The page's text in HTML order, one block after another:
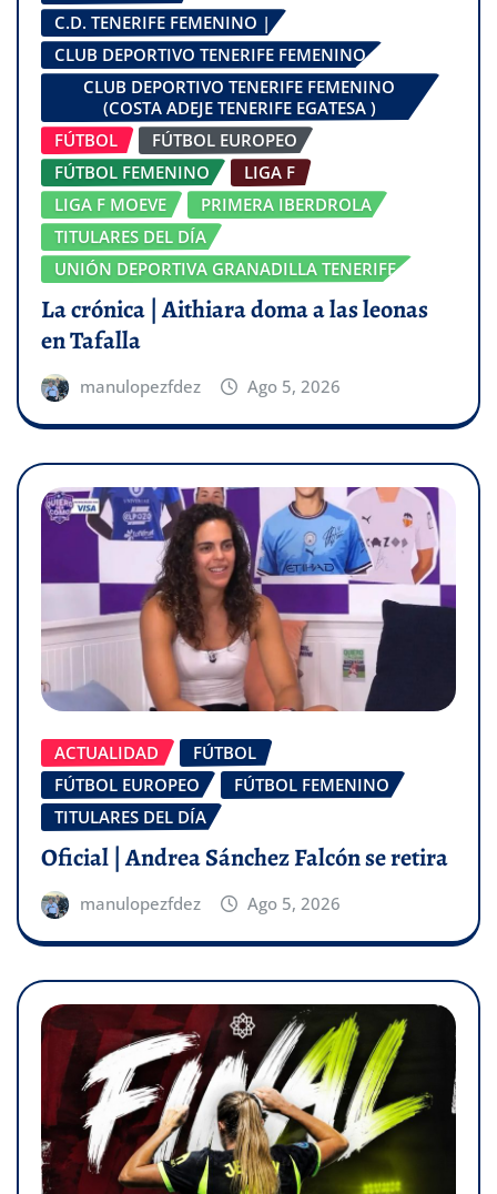
C.D. TENERIFE FEMENINO |
CLUB DEPORTIVO TENERIFE FEMENINO
CLUB DEPORTIVO TENERIFE FEMENINO
(COSTA ADEJE TENERIFE EGATESA )
FÚTBOL
FÚTBOL EUROPEO
FÚTBOL FEMENINO
LIGA F
LIGA F MOEVE
PRIMERA IBERDROLA
TITULARES DEL DÍA
UNIÓN DEPORTIVA GRANADILLA TENERIFE
La crónica | Aithiara doma a las leonas
en Tafalla
manulopezfdez Ago 5, 2026
ACTUALIDAD
FÚTBOL
FÚTBOL EUROPEO
FÚTBOL FEMENINO
TITULARES DEL DÍA
Oficial | Andrea Sánchez Falcón se retira
manulopezfdez Ago 5, 2026